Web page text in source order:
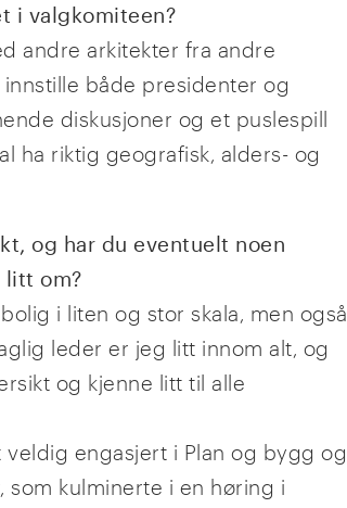
i valgkomiteen?
andre arkitekter fra andre
både presidenter og
diskusjoner og et puslespill
ha riktig geografisk, alders- og
og har du eventuelt noen
litt om?
i liten og stor skala, men også
leder er jeg litt innom alt, og
og kjenne litt til alle
engasjert i Plan og bygg og
som kulminerte i en høring i